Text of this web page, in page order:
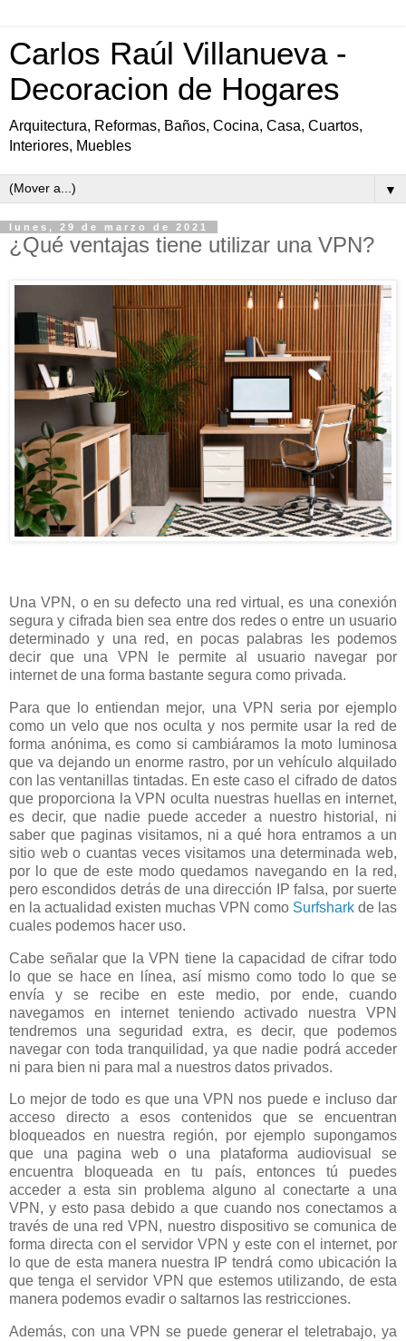
Carlos Raúl Villanueva -
Decoracion de Hogares
Arquitectura, Reformas, Baños, Cocina, Casa, Cuartos,
Interiores, Muebles
▼
lunes, 29 de marzo de 2021
¿Qué ventajas tiene utilizar una VPN?
Una VPN, o en su defecto una red virtual, es una conexión
segura y cifrada bien sea entre dos redes o entre un usuario
determinado y una red, en pocas palabras les podemos
decir que una VPN le permite al usuario navegar por
internet de una forma bastante segura como privada.
Para que lo entiendan mejor, una VPN seria por ejemplo
como un velo que nos oculta y nos permite usar la red de
forma anónima, es como si cambiáramos la moto luminosa
que va dejando un enorme rastro, por un vehículo alquilado
con las ventanillas tintadas. En este caso el cifrado de datos
que proporciona la VPN oculta nuestras huellas en internet,
es decir, que nadie puede acceder a nuestro historial, ni
saber que paginas visitamos, ni a qué hora entramos a un
sitio web o cuantas veces visitamos una determinada web,
por lo que de este modo quedamos navegando en la red,
pero escondidos detrás de una dirección IP falsa, por suerte
en la actualidad existen muchas VPN como Surfshark de las
cuales podemos hacer uso.
Cabe señalar que la VPN tiene la capacidad de cifrar todo
lo que se hace en línea, así mismo como todo lo que se
envía y se recibe en este medio, por ende, cuando
navegamos en internet teniendo activado nuestra VPN
tendremos una seguridad extra, es decir, que podemos
navegar con toda tranquilidad, ya que nadie podrá acceder
ni para bien ni para mal a nuestros datos privados.
Lo mejor de todo es que una VPN nos puede e incluso dar
acceso directo a esos contenidos que se encuentran
bloqueados en nuestra región, por ejemplo supongamos
que una pagina web o una plataforma audiovisual se
encuentra bloqueada en tu país, entonces tú puedes
acceder a esta sin problema alguno al conectarte a una
VPN, y esto pasa debido a que cuando nos conectamos a
través de una red VPN, nuestro dispositivo se comunica de
forma directa con el servidor VPN y este con el internet, por
lo que de esta manera nuestra IP tendrá como ubicación la
que tenga el servidor VPN que estemos utilizando, de esta
manera podemos evadir o saltarnos las restricciones.
Además, con una VPN se puede generar el teletrabajo, ya